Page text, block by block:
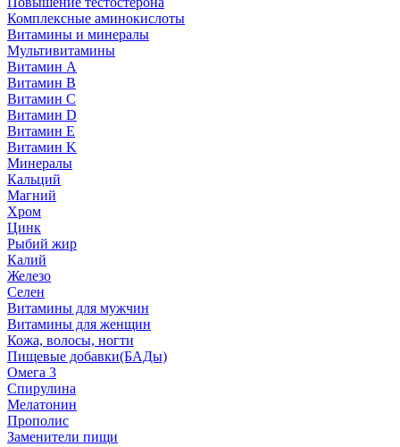
Комплексные аминокислоты
Витамины и минералы
Мультивитамины
Витамин A
Витамин B
Витамин C
Витамин D
Витамин E
Витамин K
Минералы
Кальций
Магний
Хром
Цинк
Рыбий жир
Калий
Железо
Селен
Витамины для мужчин
Витамины для женщин
Кожа, волосы, ногти
Пищевые добавки(БАДы)
Омега 3
Спирулина
Мелатонин
Прополис
Заменители пищи